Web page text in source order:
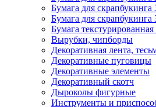
Бумага для
Бумага для
Бумага
Вырубки, чипборды
Декоративная лента,
Декоративные пуговицы
Декоративные элементы
Декоративный скотч
Дыроколы фигурные
Инструменты и